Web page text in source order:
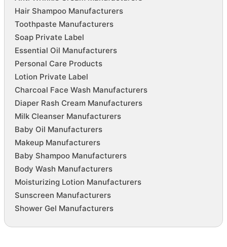
Hair Shampoo Manufacturers
Toothpaste Manufacturers
Soap Private Label
Essential Oil Manufacturers
Personal Care Products
Lotion Private Label
Charcoal Face Wash Manufacturers
Diaper Rash Cream Manufacturers
Milk Cleanser Manufacturers
Baby Oil Manufacturers
Makeup Manufacturers
Baby Shampoo Manufacturers
Body Wash Manufacturers
Moisturizing Lotion Manufacturers
Sunscreen Manufacturers
Shower Gel Manufacturers